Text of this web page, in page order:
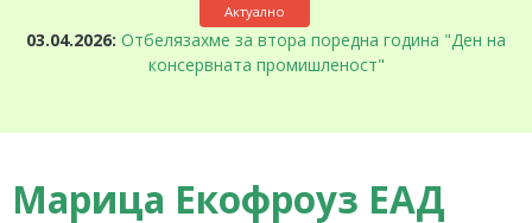
Актуално
03.04.2026: Отбелязахме за втора поредна година "Ден на
консервната промишленост"
Марица Екофроуз ЕАД